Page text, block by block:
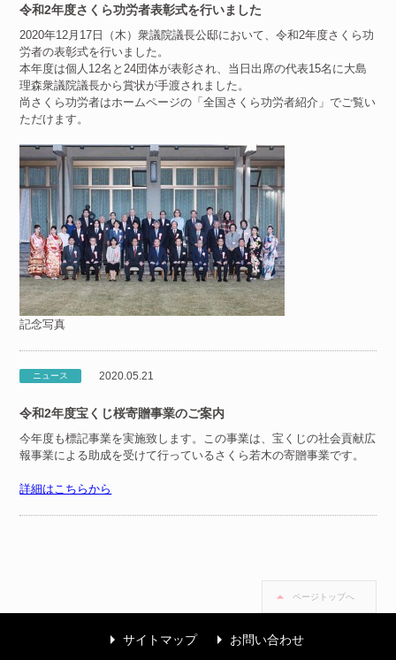
令和2年度さくら功労者表彰式を行いました
2020年12月17日（木）衆議院議長公邸において、令和2年度さくら功
労者の表彰式を行いました。
本年度は個人12名と24団体が表彰され、当日出席の代表15名に大島
理森衆議院議長から賞状が手渡されました。
尚さくら功労者はホームページの「全国さくら功労者紹介」でご覧い
ただけます。
記念写真
ニュース 2020.05.21
令和2年度宝くじ桜寄贈事業のご案内
今年度も標記事業を実施致します。この事業は、宝くじの社会貢献広
報事業による助成を受けて行っているさくら若木の寄贈事業です。
詳細はこちらから
ページトップへ
arrow_right サイトマップ arrow_right お問い合わせ